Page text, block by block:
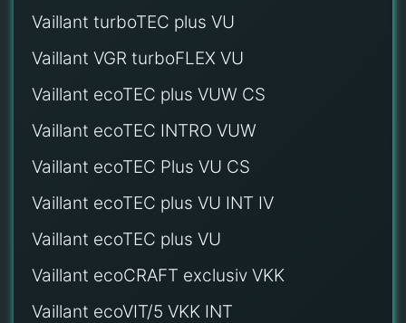
Vaillant turboTEC plus VU
Vaillant VGR turboFLEX VU
Vaillant ecoTEC plus VUW CS
Vaillant ecoTEC INTRO VUW
Vaillant ecoTEC Plus VU CS
Vaillant ecoTEC plus VU INT IV
Vaillant ecoTEC plus VU
Vaillant ecoCRAFT exclusiv VKK
Vaillant ecoVIT/5 VKK INT